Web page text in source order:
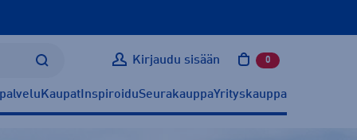
Kirjaudu sisään 0 tuotetta
Kaupat InspiroiduSeurakauppaYrityskauppa